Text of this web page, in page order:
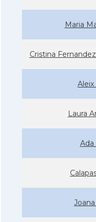
Maria
Cristina
Aleix
Laura
Ada